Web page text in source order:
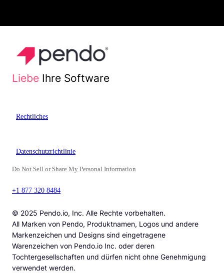
Liebe Ihre Software
Rechtliches
Datenschutzrichtlinie
Do Not Sell or Share My Personal Information
+1 877 320 8484
© 2025 Pendo.io, Inc. Alle Rechte vorbehalten.
All Marken von Pendo, Produktnamen, Logos und andere
Markenzeichen und Designs sind eingetragene
Warenzeichen von Pendo.io Inc. oder deren
Tochtergesellschaften und dürfen nicht ohne Genehmigung
verwendet werden.